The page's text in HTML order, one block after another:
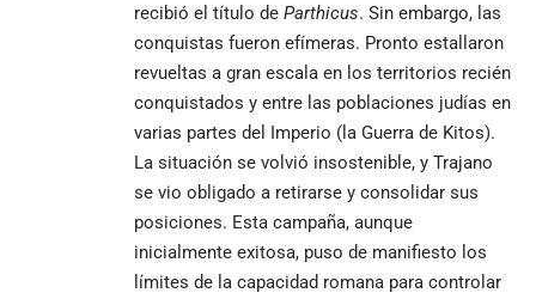
recibió el título de Parthicus. Sin embargo, las
conquistas fueron efímeras. Pronto estallaron
revueltas a gran escala en los territorios recién
conquistados y entre las poblaciones judías en
varias partes del Imperio (la Guerra de Kitos).
La situación se volvió insostenible, y Trajano
se vio obligado a retirarse y consolidar sus
posiciones. Esta campaña, aunque
inicialmente exitosa, puso de manifiesto los
límites de la capacidad romana para controlar